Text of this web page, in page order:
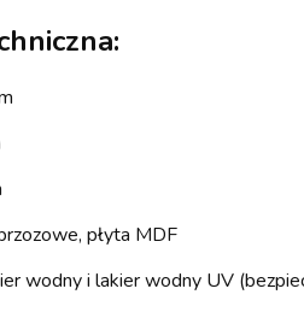
płyta MDF
wodny i lakier wodny UV